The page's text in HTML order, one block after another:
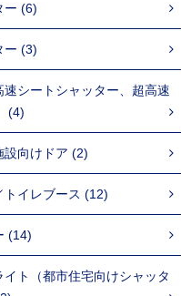
ー (6)
ー (3)
速シートシャッター、超高速
(4)
設向けドア (2)
トイレブース (12)
(14)
イト（都市住宅向けシャッタ